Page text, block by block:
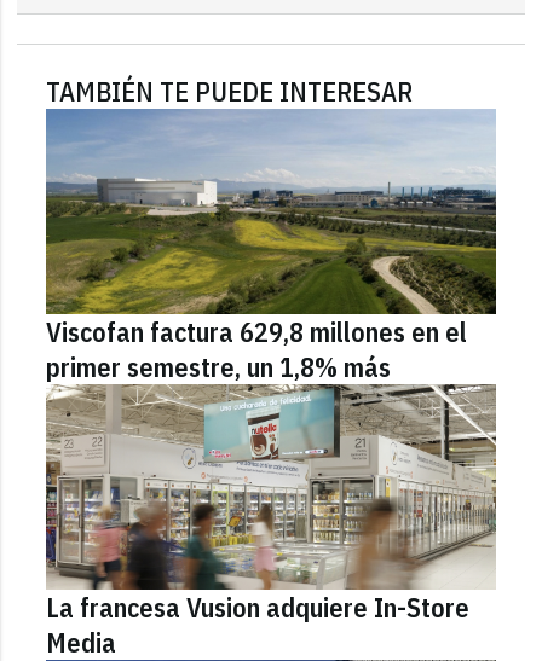
TAMBIÉN TE PUEDE INTERESAR
Viscofan factura 629,8 millones en el
primer semestre, un 1,8% más
La francesa Vusion adquiere In-Store
Media